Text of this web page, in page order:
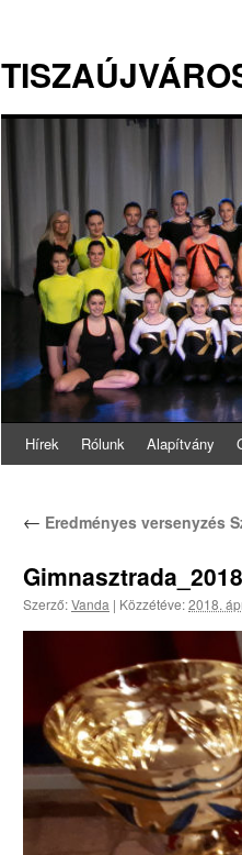
Hírek Rólunk Alapítvány
← Eredményes versenyzés
Szerző:Vanda | Közzétéve:2018.